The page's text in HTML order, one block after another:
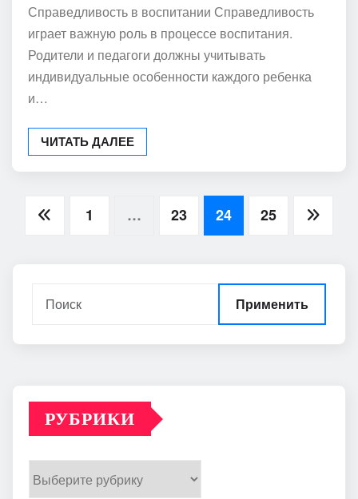
Справедливость в воспитании Справедливость
играет важную роль в процессе воспитания.
Родители и педагоги должны учитывать
индивидуальные особенности каждого ребенка
и…
ЧИТАТЬ ДАЛЕЕ
Пагинация
1 … 23 24 25
Применить
РУБРИКИ